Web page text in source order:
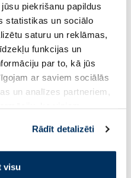
piekrišanu papildus
statistikas un sociālo
saturu un reklāmas,
funkcijas un
par to, kā jūs
ar saviem sociālās
un analīzes partneriem,
papildu sīkdatņu
savu izvēli:
Rādīt detalizēti
visu
vasarā ☀️
-45%